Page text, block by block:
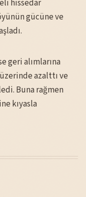
hissedar
gücüne ve
geri alımlarına
üzerinde azalttı ve
Buna rağmen
kıyasla